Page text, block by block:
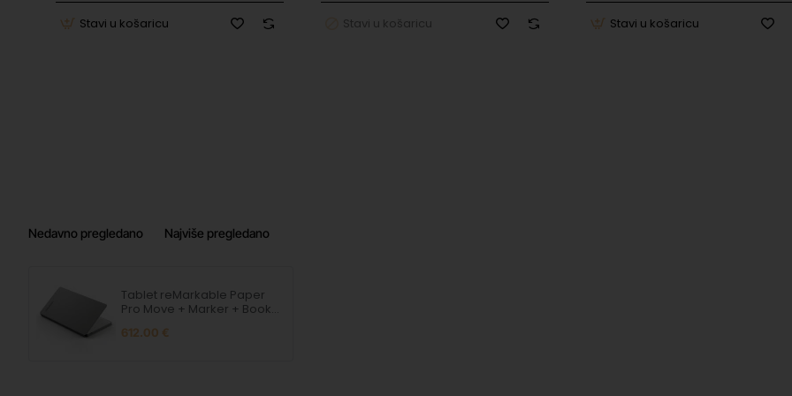
Vrijeme odziva: 12 ms
Unutarnja memorija: 64 GB
Operativni sustav: reMarkable OS
Stavi u košaricu Stavi u košaricu Stavi u košaricu
Nedavno pregledano Najviše pregledano
Tablet reMarkable Paper
Pro Move + Marker + Book
612.00 €